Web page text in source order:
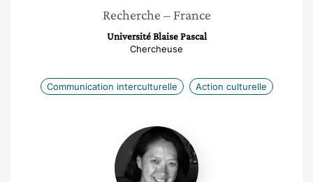
Recherche – France
Université Blaise Pascal
Chercheuse
Communication interculturelle Action culturelle
Mai
Lam
Nguyen-
Conan